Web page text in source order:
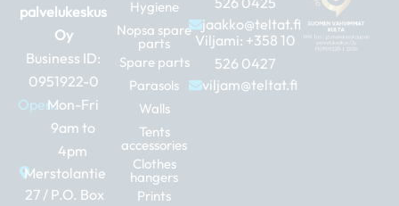
palvelukeskus
Oy
Business ID:
0951922-0
Open:Mon-Fri
9am to
4pm
Merstolantie
27 / P.O. Box
Hygiene
Nopsa spare
parts
Spare parts
Parasols
Walls
Tents
accessories
Clothes
hangers
Prints
jaakko@teltat.fi
Viljami: +358 10
526 0427
viljam@teltat.fi